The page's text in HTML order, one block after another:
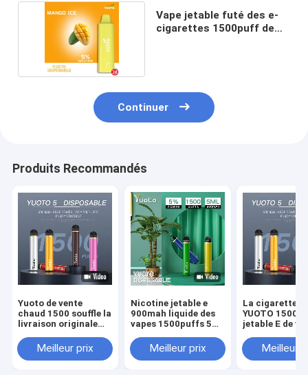
Vape jetable futé des e-
cigarettes 1500puff de
Continuer
Produits Recommandés
Yuoto de vente
chaud 1500 souffle la
livraison originale
YUOTO Vape
rapidement
Meilleur prix
Nicotine jetable e
900mah liquide des
vapes 1500puffs 5ml
Meilleur prix
La cigarette
YUOTO 1500
jetable E de
la vente 6ml
dans Moyen-
Meilleur